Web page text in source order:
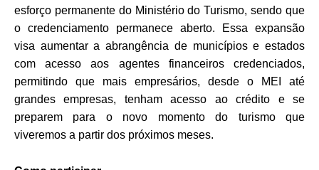
esforço permanente do Ministério do Turismo, sendo que
o credenciamento permanece aberto. Essa expansão
visa aumentar a abrangência de municípios e estados
com acesso aos agentes financeiros credenciados,
permitindo que mais empresários, desde o MEI até
grandes empresas, tenham acesso ao crédito e se
preparem para o novo momento do turismo que
viveremos a partir dos próximos meses.